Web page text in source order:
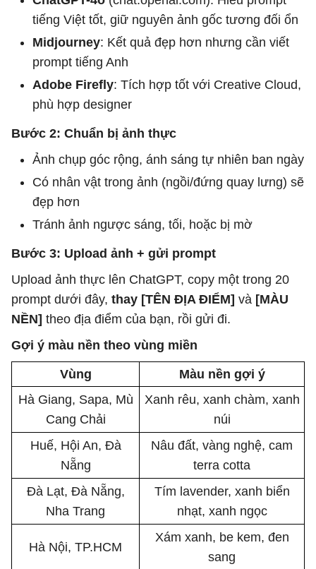
tiếng Việt tốt, giữ nguyên ảnh gốc tương đối ổn
Midjourney: Kết quả đẹp hơn nhưng cần viết
prompt tiếng Anh
Adobe Firefly: Tích hợp tốt với Creative Cloud,
phù hợp designer
Bước 2: Chuẩn bị ảnh thực
Ảnh chụp góc rộng, ánh sáng tự nhiên ban ngày
Có nhân vật trong ảnh (ngồi/đứng quay lưng) sẽ
đẹp hơn
Tránh ảnh ngược sáng, tối, hoặc bị mờ
Bước 3: Upload ảnh + gửi prompt
Upload ảnh thực lên ChatGPT, copy một trong 20
prompt dưới đây, thay [TÊN ĐỊA ĐIỂM] và [MÀU
NỀN] theo địa điểm của bạn, rồi gửi đi.
Gợi ý màu nền theo vùng miền
Vùng
Màu nền gợi ý
Hà Giang, Sapa, Mù
Cang Chải
Xanh rêu, xanh chàm, xanh
núi
Huế, Hội An, Đà
Nẵng
Nâu đất, vàng nghệ, cam
terra cotta
Đà Lạt, Đà Nẵng,
Nha Trang
Tím lavender, xanh biển
nhạt, xanh ngọc
Hà Nội, TP.HCM
Xám xanh, be kem, đen
sang